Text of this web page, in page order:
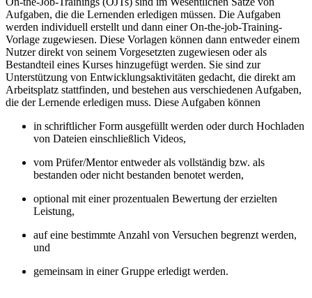
Aufgaben, die die Lernenden erledigen müssen. Die Aufgaben
werden individuell erstellt und dann einer On-the-job-Training-
Vorlage zugewiesen. Diese Vorlagen können dann entweder einem
Nutzer direkt von seinem Vorgesetzten zugewiesen oder als
Bestandteil eines Kurses hinzugefügt werden. Sie sind zur
Unterstützung von Entwicklungsaktivitäten gedacht, die direkt am
Arbeitsplatz stattfinden, und bestehen aus verschiedenen Aufgaben,
die der Lernende erledigen muss. Diese Aufgaben können
in schriftlicher Form ausgefüllt werden oder durch Hochladen
von Dateien einschließlich Videos,
vom Prüfer/Mentor entweder als vollständig bzw. als
bestanden oder nicht bestanden benotet werden,
optional mit einer prozentualen Bewertung der erzielten
Leistung,
auf eine bestimmte Anzahl von Versuchen begrenzt werden,
und
gemeinsam in einer Gruppe erledigt werden.